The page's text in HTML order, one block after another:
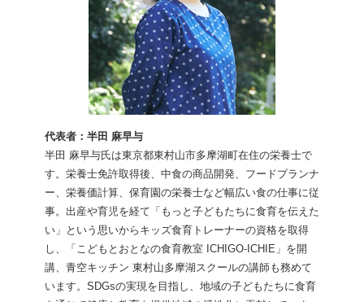
代表者：半田 麻早与
半田 麻早与氏は東京都東村山市多摩湖町在住の栄養士で
す。栄養士免許取得後、中食の商品開発、フードプランナ
ー、栄養価計算、保育園の栄養士など幅広い食の仕事に従
事。出産や育児を経て「もっと子どもたちに食育を伝えた
い」という思いからキッズ食育トレーナーの資格を取得
し、「こどもとおとなの食育教室 ICHIGO-ICHIE」を開
講、青空キッチン 東村山多摩湖スクールの講師も務めて
います。SDGsの実現を目指し、地域の子どもたちに食育